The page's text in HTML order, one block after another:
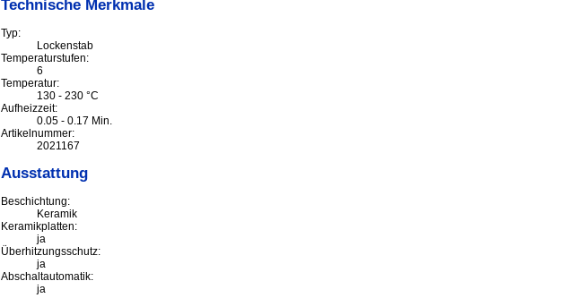
Technische Merkmale
Typ:
Lockenstab
Temperaturstufen:
6
Temperatur:
130 - 230 °C
Aufheizzeit:
0.05 - 0.17 Min.
Artikelnummer:
2021167
Ausstattung
Beschichtung:
Keramik
Keramikplatten:
ja
Überhitzungsschutz:
ja
Abschaltautomatik:
ja